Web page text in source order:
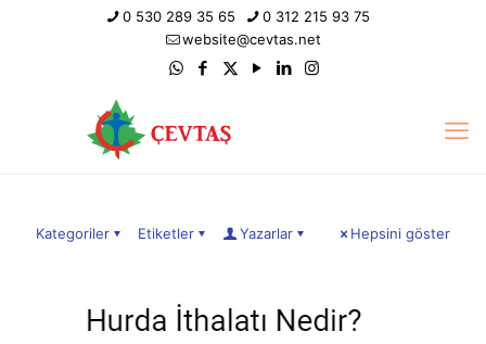
0 530 289 35 65
0 312 215 93 75
website@cevtas.net
Kategoriler Etiketler Yazarlar Hepsini göster